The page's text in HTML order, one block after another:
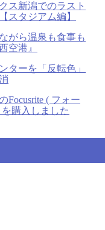
ス新潟でのラスト
スタジアム編】
がら温泉も食事も
空港』
ターを「反転色」
Focusrite ( フォー
を購入しました